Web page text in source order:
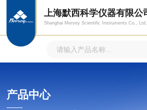
上海默西科学仪器有限公
Shanghai Mersey Scientific Instruments Co., Ltd.
产品中心